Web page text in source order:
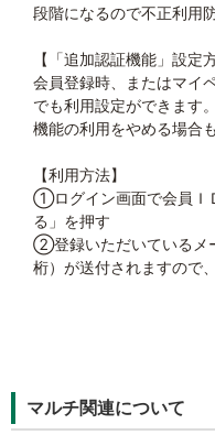
段階になるので不正利用
【「追加認証機能」設定方
会員登録時、またはマイ
でも利用設定ができます。
機能の利用をやめる場合
【利用方法】
①ログイン画面で会員Ｉ
る」を押す
②登録いただいているメ
桁）が送付されますので
マルチ関連について